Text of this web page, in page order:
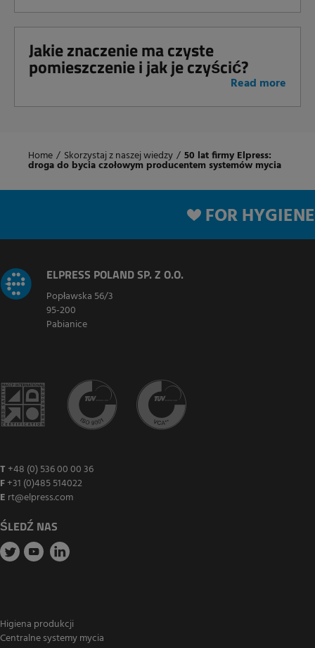
Jakie znaczenie ma czyste
pomieszczenie i jak je czyścić?
Read more
Home / Skorzystaj z naszej wiedzy / 50 lat firmy Elpress:
droga do bycia czołowym producentem systemów mycia
FOR HYGIENE
ELPRESS POLAND SP. Z O.O.
Popławska 56/3
95-200
Pabianice
T +48 (0) 536 00 00 36
F+31 (0)485 514022
E rt@elpress.com
ŚLEDŹ NAS
Higiena produkcji
Centralne systemy mycia